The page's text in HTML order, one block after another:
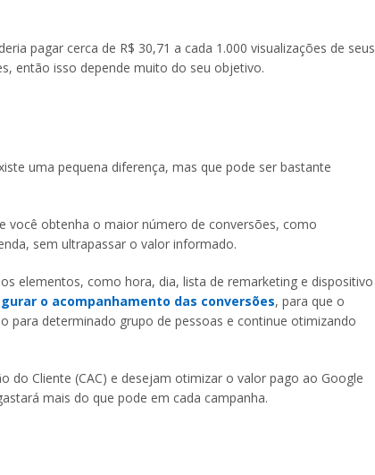
pagar cerca de R$ 30,71 a cada 1.000 visualizações de seus
então isso depende muito do seu objetivo.
uma pequena diferença, mas que pode ser bastante
você obtenha o maior número de conversões, como
sem ultrapassar o valor informado.
elementos, como hora, dia, lista de remarketing e dispositivo
o acompanhamento das conversões, para que o
para determinado grupo de pessoas e continue otimizando
do Cliente (CAC) e desejam otimizar o valor pago ao Google
mais do que pode em cada campanha.